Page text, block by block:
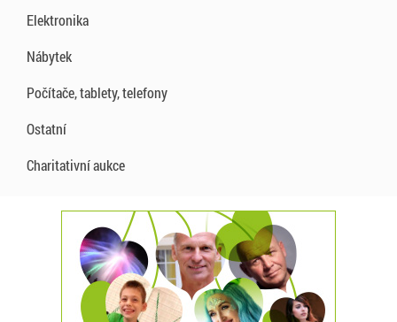
Elektronika
Nábytek
Počítače, tablety, telefony
Ostatní
Charitativní aukce